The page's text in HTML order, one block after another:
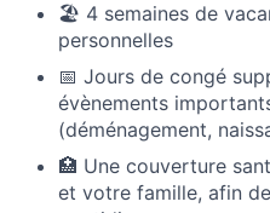
🏖 4 semaines de
personnelles
📅 Jours de congé
évènements
(déménagement,
🏥 Une couverture
et votre famille, afin